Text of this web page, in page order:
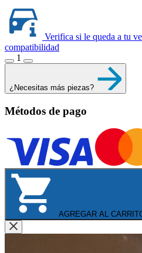
Verifica si le queda a tu
compatibilidad
1
¿Necesitas más piezas?
Métodos de pago
AGREGAR AL